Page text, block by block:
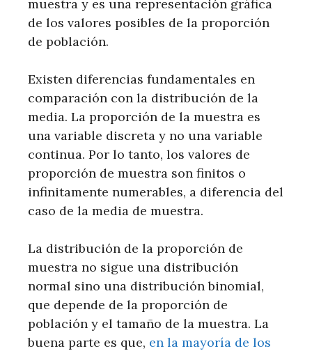
muestra y es una representación gráfica
de los valores posibles de la proporción
de población.
Existen diferencias fundamentales en
comparación con la distribución de la
media. La proporción de la muestra es
una variable discreta y no una variable
continua. Por lo tanto, los valores de
proporción de muestra son finitos o
infinitamente numerables, a diferencia del
caso de la media de muestra.
La distribución de la proporción de
muestra no sigue una distribución
normal sino una distribución binomial,
que depende de la proporción de
población y el tamaño de la muestra. La
buena parte es que, en la mayoría de los